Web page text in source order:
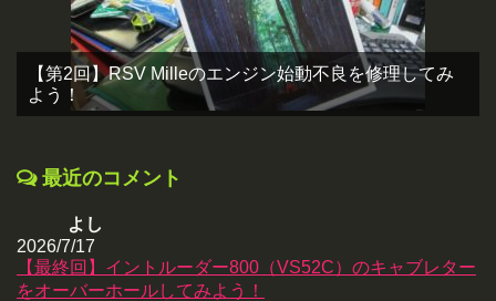
【第2回】RSV Milleのエンジン始動不良を修理してみ
よう！
最近のコメント
よし
2026/7/17
【最終回】イントルーダー800（VS52C）のキャブレター
をオーバーホールしてみよう！